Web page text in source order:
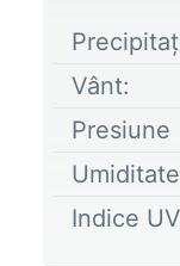
Vânt:
Presiune
Umiditate
Indice UV